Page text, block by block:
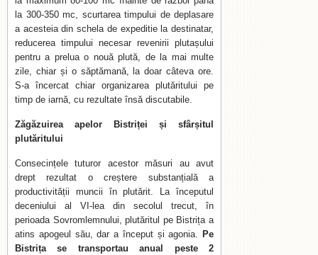
la 300-350 mc, scurtarea timpului de deplasare
a acesteia din schela de expeditie la destinatar,
reducerea timpului necesar revenirii plutașului
pentru a prelua o nouă plută, de la mai multe
zile, chiar și o săptămană, la doar câteva ore.
S-a încercat chiar organizarea plutăritului pe
timp de iarnă, cu rezultate însă discutabile.
Zăgăzuirea apelor Bistriței și sfârșitul
plutăritului
Consecințele tuturor acestor măsuri au avut
drept rezultat o creștere substanțială a
productivității muncii în plutărit. La începutul
deceniului al VI-lea din secolul trecut, în
perioada Sovromlemnului, plutăritul pe Bistrița a
atins apogeul său, dar a început și agonia. Pe
Bistrița se transportau anual peste 2